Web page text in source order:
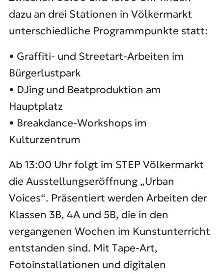
dazu an drei Stationen in Völkermarkt
unterschiedliche Programmpunkte statt:
• Graffiti- und Streetart-Arbeiten im
Bürgerlustpark
• DJing und Beatproduktion am
Hauptplatz
• Breakdance-Workshops im
Kulturzentrum
Ab 13:00 Uhr folgt im STEP Völkermarkt
die Ausstellungseröffnung „Urban
Voices“. Präsentiert werden Arbeiten der
Klassen 3B, 4A und 5B, die in den
vergangenen Wochen im Kunstunterricht
entstanden sind. Mit Tape-Art,
Fotoinstallationen und digitalen